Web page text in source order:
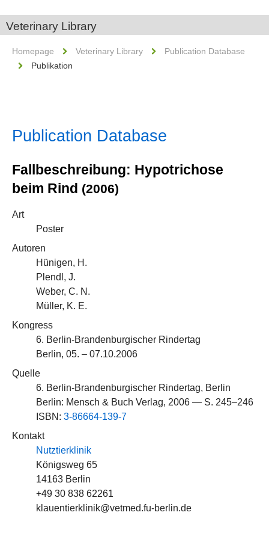
Veterinary Library
Homepage Veterinary Library
Publication Database
Publikation
Publication Database
Fallbeschreibung: Hypotrichose
beim Rind (2006)
Art
Poster
Autoren
Hünigen, H.
Plendl, J.
Weber, C. N.
Müller, K. E.
Kongress
6. Berlin-Brandenburgischer Rindertag
Berlin, 05. – 07.10.2006
Quelle
6. Berlin-Brandenburgischer Rindertag, Berlin
Berlin: Mensch & Buch Verlag, 2006 — S. 245–246
ISBN: 3-86664-139-7
Kontakt
Nutztierklinik
Königsweg 65
14163 Berlin
+49 30 838 62261
klauentierklinik@vetmed.fu-berlin.de